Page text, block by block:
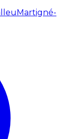
Martigné-